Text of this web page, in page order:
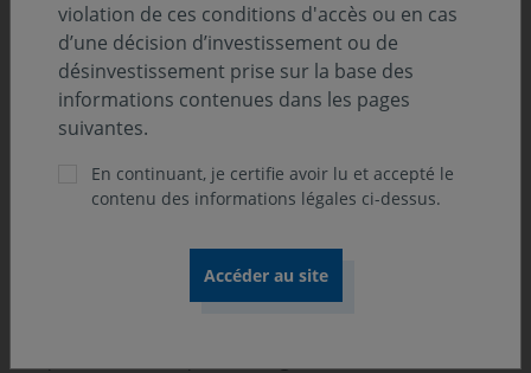
L’OPCVM est de classification «Obligations et autres
titres de créance libellés en euro». Il a pour objectif de
réaliser, sur un horizon d'investissement de 2 ans
minimum, une performance nette de frais supérieure à
celle de l'indice FTSE MTS 1-3 ans qui est un indice
réinvestis) qui mesure la performance des emprunts
d'Etat les plus représentatifs et les plus liquides de la
Zone Euro dans cette plage de maturité.
Principaux risques associés au fonds
violation de ces conditions d'accès ou en cas
d’une décision d’investissement ou de
désinvestissement prise sur la base des
informations contenues dans les pages
suivantes.
En continuant, je certifie avoir lu et accepté le
contenu des informations légales ci-dessus.